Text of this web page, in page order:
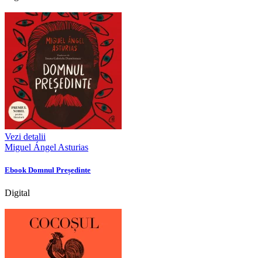
Vezi detalii
Miguel Ángel Asturias
Ebook Domnul Președinte
Digital